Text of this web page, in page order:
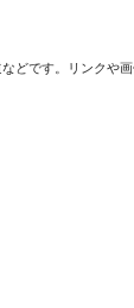
どです。リンクや